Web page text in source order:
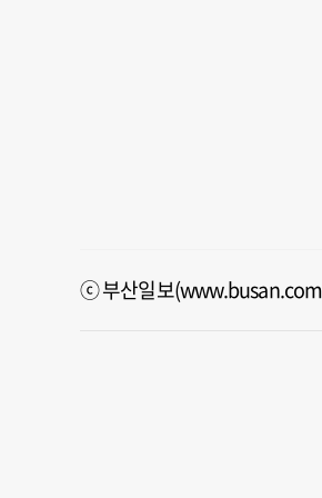
ⓒ 부산일보